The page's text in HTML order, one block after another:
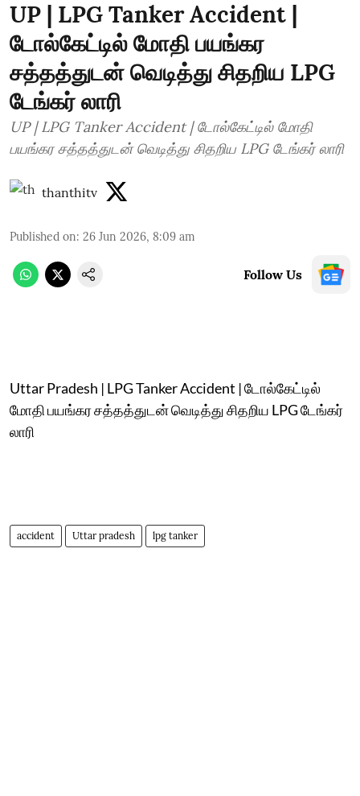
UP | LPG Tanker Accident |
டோல்கேட்டில் மோதி பயங்கர
சத்தத்துடன் வெடித்து சிதறிய LPG
டேங்கர் லாரி
UP | LPG Tanker Accident | டோல்கேட்டில் மோதி
பயங்கர சத்தத்துடன் வெடித்து சிதறிய LPG டேங்கர் லாரி
thanthitv
Published on: 26 Jun 2026, 8:09 am
Follow Us
Uttar Pradesh | LPG Tanker Accident | டோல்கேட்டில்
மோதி பயங்கர சத்தத்துடன் வெடித்து சிதறிய LPG டேங்கர்
லாரி
accident Uttar pradesh lpg tanker